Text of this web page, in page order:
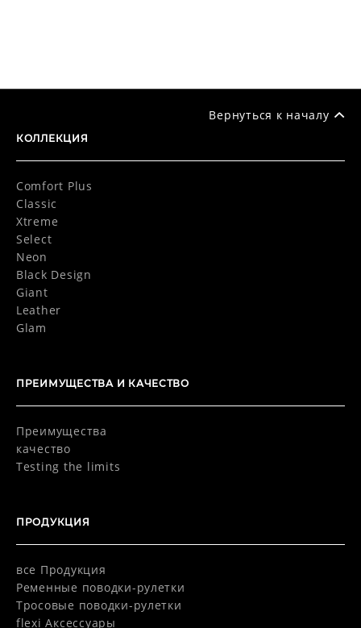
Вернуться к началу
КОЛЛЕКЦИЯ
Comfort Plus
Classic
Xtreme
Select
Neon
Black Design
Giant
Leather
Glam
ПРЕИМУЩЕСТВА И КАЧЕСТВО
Преимущества
качество
Testing the limits
ПРОДУКЦИЯ
все Продукция
Pеменные поводки-рулетки
Тросовые поводки-рулетки
flexi Aксессуары